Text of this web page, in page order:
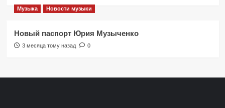
Музыка Новости музыки
Новый паспорт Юрия Музыченко
3 месяца тому назад 0